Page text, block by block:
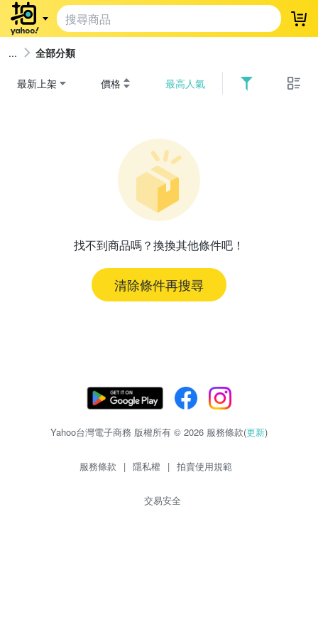
登
全部分類
最新上架 價格 最高人氣
找不到商品嗎？換換其他條件吧！
清除條件再搜尋
Yahoo台灣電子商務 版權所有 © 2026 服務條款(更新)
服務條款 | 隱私權 | 拍賣使用規範
交易安全